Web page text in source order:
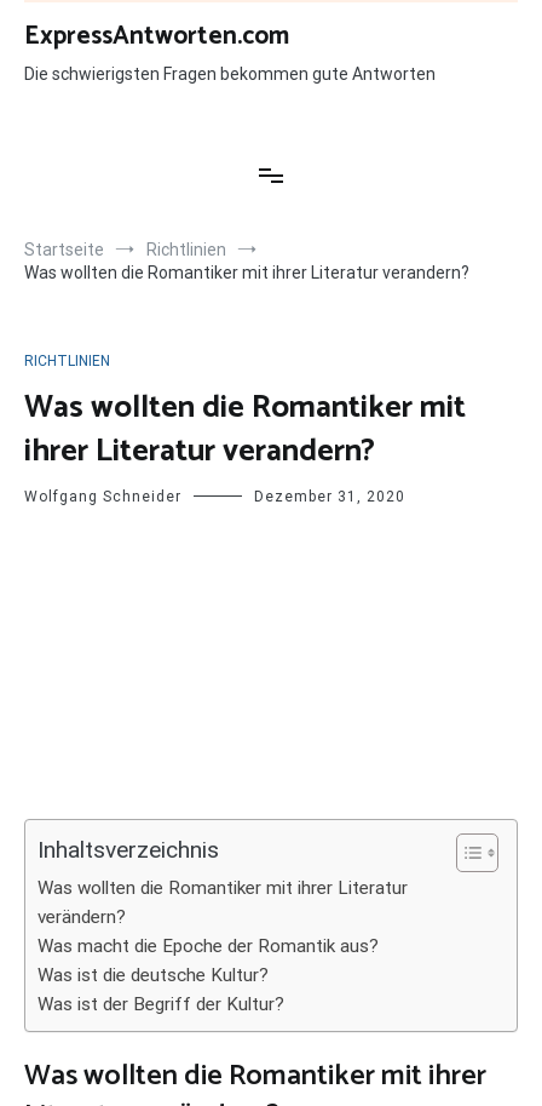
Zum
Inhalt
springen
ExpressAntworten.com
Die schwierigsten Fragen bekommen gute Antworten
Startseite
Richtlinien
Was wollten die Romantiker mit ihrer Literatur verandern?
RICHTLINIEN
Was wollten die Romantiker mit
ihrer Literatur verandern?
Wolfgang Schneider Dezember 31, 2020
Inhaltsverzeichnis
Was wollten die Romantiker mit ihrer Literatur
verändern?
Was macht die Epoche der Romantik aus?
Was ist die deutsche Kultur?
Was ist der Begriff der Kultur?
Was wollten die Romantiker mit ihrer